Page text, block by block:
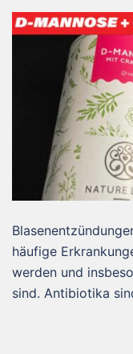
häufige
werden und
sind. Antibiotika